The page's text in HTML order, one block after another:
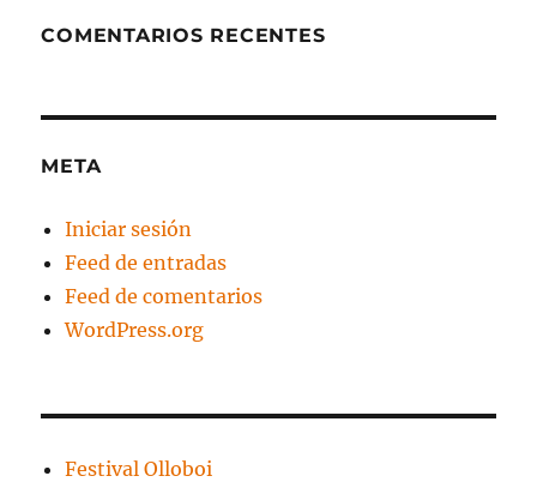
COMENTARIOS RECENTES
META
Iniciar sesión
Feed de entradas
Feed de comentarios
WordPress.org
Festival Olloboi